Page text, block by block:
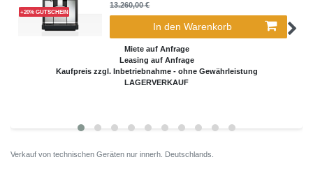
+20% GUTSCHEIN
13.260,00 €
In den Warenkorb
Miete auf Anfrage
Leasing auf Anfrage
Kaufpreis zzgl. Inbetriebnahme - ohne Gewährleistung
LAGERVERKAUF
Verkauf von technischen Geräten nur innerh. Deutschlands.